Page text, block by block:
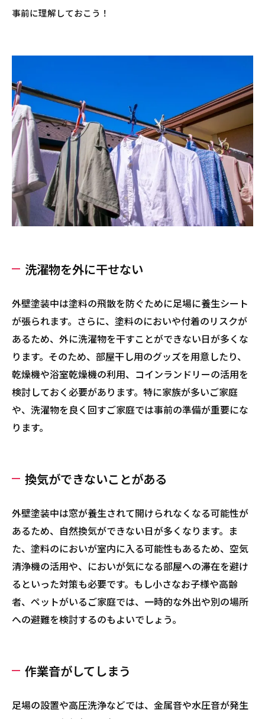
思い切って外に出るのもあり！
著者情報：安井 紀夫
事前に理解しておこう！
洗濯物を外に干せない
外壁塗装中は塗料の飛散を防ぐために足場に養生シート
が張られます。さらに、塗料のにおいや付着のリスクが
あるため、外に洗濯物を干すことができない日が多くな
ります。そのため、部屋干し用のグッズを用意したり、
乾燥機や浴室乾燥機の利用、コインランドリーの活用を
検討しておく必要があります。特に家族が多いご家庭
や、洗濯物を良く回すご家庭では事前の準備が重要にな
ります。
換気ができないことがある
外壁塗装中は窓が養生されて開けられなくなる可能性が
あるため、自然換気ができない日が多くなります。ま
た、塗料のにおいが室内に入る可能性もあるため、空気
清浄機の活用や、においが気になる部屋への滞在を避け
るといった対策も必要です。もし小さなお子様や高齢
者、ペットがいるご家庭では、一時的な外出や別の場所
への避難を検討するのもよいでしょう。
作業音がしてしまう
足場の設置や高圧洗浄などでは、金属音や水圧音が発生